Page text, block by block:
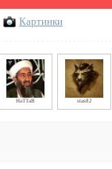
Картинки
HaTTaB stas82